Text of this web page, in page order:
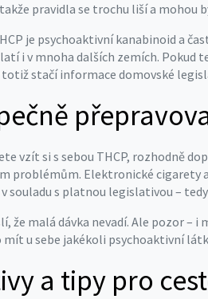
pravidla se trochu liší a
je psychoaktivní kanabinoid a
i v mnoha dalších zemích.
totiž stačí informace domovské
vzít si s sebou THCP, rozhodně
problémům. Elektronické cigarety
souladu s platnou legislativou –
že malá dávka nevadí. Ale pozor –
mít u sebe jakékoli psychoaktivní
a tipy pro